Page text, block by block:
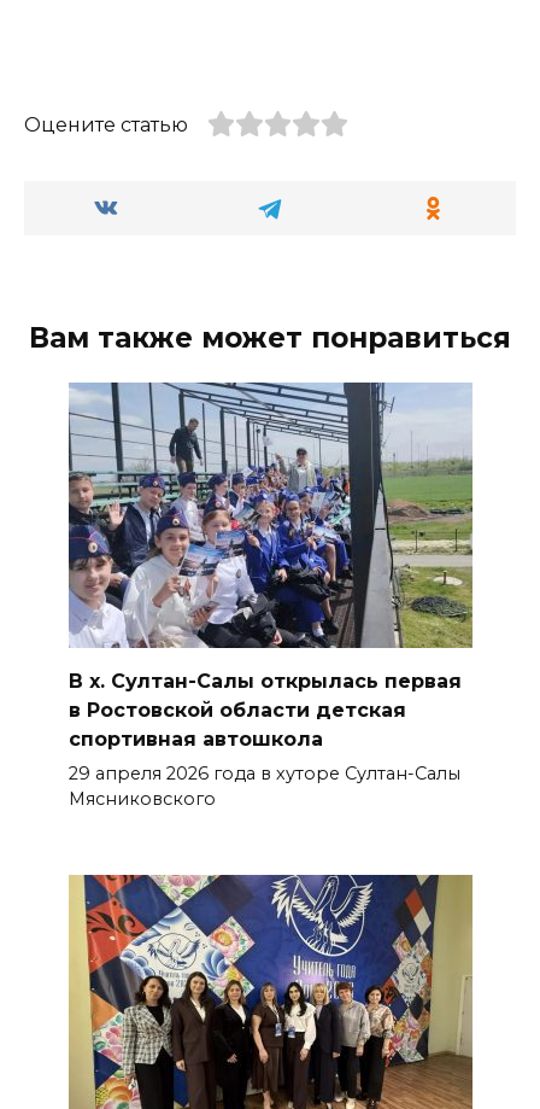
Оцените статью
Вам также может понравиться
В х. Султан-Салы открылась первая
в Ростовской области детская
спортивная автошкола
29 апреля 2026 года в хуторе Султан-Салы
Мясниковского